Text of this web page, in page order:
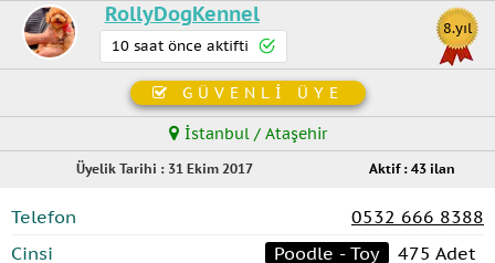
8.yıl
RollyDogKennel
10 saat önce aktifti
GÜVENLİ ÜYE
İstanbul / Ataşehir
Üyelik Tarihi : 31 Ekim 2017 Aktif : 43 ilan
Telefon
0532 666 8388
Cinsi
Poodle - Toy
475 Adet